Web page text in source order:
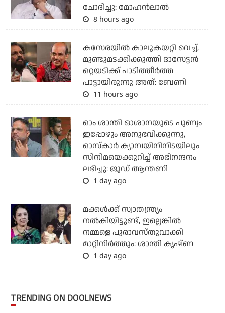
ചോദിച്ചു: മോഹൻലാൽ
8 hours ago
കസേരയിൽ കാലുകയറ്റി വെച്ച്,
മുണ്ടുമടക്കിക്കുത്തി ദാസേട്ടൻ
ഒറ്റയടിക്ക് പാടിത്തീർത്ത
പാട്ടായിരുന്നു അത്: ബേണി
11 hours ago
ഓം ശാന്തി ഓശാനയുടെ പുണ്യം
ഇപ്പോഴും അനുഭവിക്കുന്നു,
ഓസ്കാർ ക്യാമ്പയിനിനിടയിലും
സിനിമയെക്കുറിച്ച് അഭിനന്ദനം
ലഭിച്ചു: ജൂഡ് ആന്തണി
1 day ago
മക്കൾക്ക് സ്വാതന്ത്ര്യം
നൽകിയിട്ടുണ്ട്, ഇല്ലെങ്കിൽ
നമ്മളെ പുരാവസ്തുവാക്കി
മാറ്റിനിർത്തും: ശാന്തി കൃഷ്ണ
1 day ago
TRENDING ON DOOLNEWS